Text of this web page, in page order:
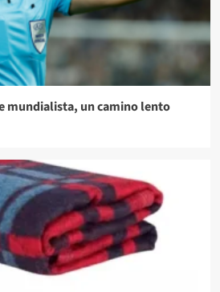
mundialista, un camino lento